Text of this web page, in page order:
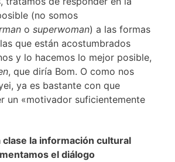
(no somos
o superwoman) a las formas
que están acostumbrados
y lo hacemos lo mejor posible,
, que diría Bom. O como nos
ya es bastante con que
un «motivador suficientemente
clase la información cultural
el diálogo